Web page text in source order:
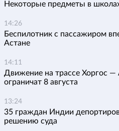
Некоторые предметы в
14:26
Беспилотник с пассажиром
Астане
14:11
Движение на трассе Хоргос
ограничат 8 августа
13:24
35 граждан Индии
решению суда